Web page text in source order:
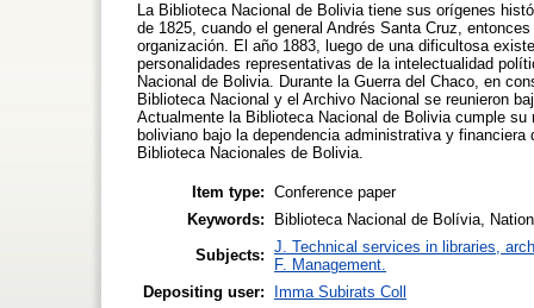
La Biblioteca Nacional de Bolivia tiene sus orígenes
de 1825, cuando el general Andrés Santa Cruz,
organización. El año 1883, luego de una dificultosa
personalidades representativas de la intelectualidad
Nacional de Bolivia. Durante la Guerra del Chaco, en
Biblioteca Nacional y el Archivo Nacional se reunieron
Actualmente la Biblioteca Nacional de Bolivia cumple
boliviano bajo la dependencia administrativa y
Biblioteca Nacionales de Bolivia.
Item type: Conference paper
Keywords:
Biblioteca Nacional de Bolívia,
Subjects: J. Technical services in libraries,
F. Management.
Depositing user:
Imma Subirats Coll